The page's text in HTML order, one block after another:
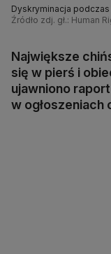
Dyskryminacja
Źródło zdj. gł.: Human
Największe
się w pierś i
ujawniono
w ogłoszeniach